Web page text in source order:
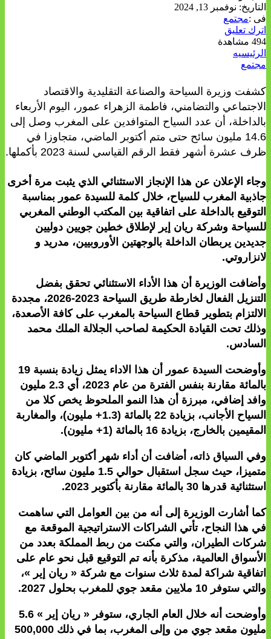
التاريخ: نوفمبر 13, 2024
فى :مجتمع
اترك تعليق
494 مشاهدة
الرئيسيه
مجتمع
كشفت وزيرة السياحة والصناعة التقليدية والاقتصاد
الاجتماعي والتضامني، فاطمة الزهراء عمور، اليوم الأربعاء
بالداخلة، أن عدد السياح المتوافدين على المغرب وصل إلى
14.6 مليون سائح حتى متم أكتوبر الماضي، متجاوزا في
ظرف عشرة أشهر فقط الرقم القياسي لسنة 2023 بأكملها.
وجاء الإعلان عن هذا الإنجاز الاستثنائي الذي يثبت مرة أخرى
جاذبية المغرب للسياح، خلال كلمة للسيدة عمور بمناسبة
التوقيع بالداخلة على اتفاقية بين المكتب الوطني المغربي
للسياحة وشركة ريان إير لإطلاق خطين جويين دوليين
جديدين يربطان الداخلة بالوجهتين الأوروبيين، مدريد و
لانزاروتي.
وأضافت الوزيرة أن هذا الأداء الاستثنائي تحقق بفضل
التنزيل الفعال لخارطة طريق السياحة 2023-2026، مجددة
الالتزام بتطوير قطاع السياحة بالمغرب على كافة الأصعدة،
وذلك تحت القيادة الحكيمة لصاحب الجلالة الملك محمد
السادس.
وأوضحت السيدة عمور أن هذا الاداء يمثل زيادة بنسبة 19
بالمائة مقارنة بنفس الفترة من عام 2023، أي 2.3 مليون
وافد إضافي، مبرزة أن هذا النمو الملحوظ يخص كلا من
السياح الأجانب، بزيادة 22 بالمائة (1.3+ مليون)، والمغاربة
المقيمين بالخارج، بزيادة 16 بالمائة (1+ مليون).
وفي السياق ذاته، أضافت أن أداء شهر أكتوبر الماضي كان
متميزا، حيث سجل استقبال حوالي 1.5 مليون سائح، بزيادة
استثنائية قدرها 30 بالمائة مقارنة بأكتوبر 2023.
كما أشارت الوزيرة إلى أنه من بين العوامل التي ساهمت
في هذا النجاح، تأتي الشراكات الاستراتيجية الموقعة مع
شركات الطيران، والتي مكنت من ربط المملكة بعدد من
الأسواق العالمية، مذكرة بأنه تم التوقيع قبل نحو عام على
اتفاقية شراكة لمدة ثلاث سنوات مع شركة « ريان إير »،
والتي ستوفر 10 ملايين مقعد جوي للمغرب بحلول 2027.
وأوضحت أنه خلال العام الجاري، ستوفر « ريان إير » 5.6
مليون مقعد جوي من وإلى المغرب، بما في ذلك 500,000